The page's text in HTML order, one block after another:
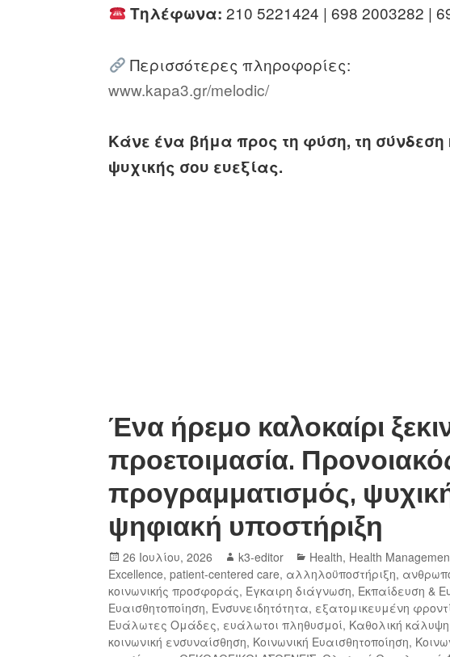
Τηλέφωνα: 210 5221424 | 698 2003282 |
Περισσότερες πληροφορίες:
www.kapa3.gr/melodic/
Κάνε ένα βήμα προς τη φύση, τη σύνδεση
ψυχικής σου ευεξίας.
Ένα ήρεμο καλοκαίρι
προετοιμασία.
προγραμματισμός,
ψηφιακή υποστήριξη
26 Ιουλίου, 2026 k3-editor Health, Health
Excellence,patient-centered care, αλληλοϋποστήριξη,
κοινωνικής προσφοράς, Έγκαιρη διάγνωση, Εκπαίδευση &
Ευαισθητοποίηση, Ενσυνειδητότητα, εξατομικευμένη
Ευάλωτες Ομάδες, ευάλωτοι πληθυσμοί, Καθολική
κοινωνική ενσυναίσθηση, Κοινωνική Ευαισθητοποίηση,